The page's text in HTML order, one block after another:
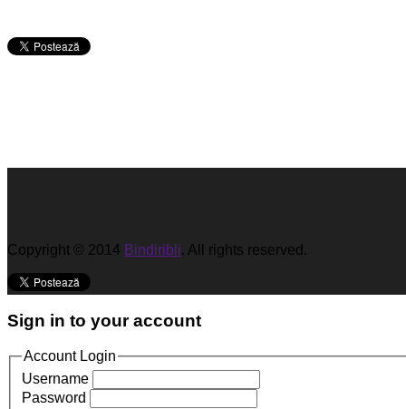
Copyright © 2014 Bindiribli. All rights reserved.
Sign in to your account
Account Login
Username
Password